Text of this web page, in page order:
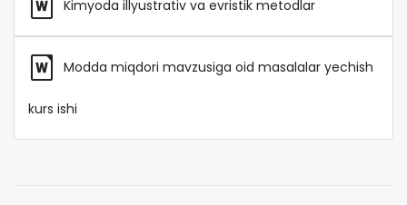
Kimyoda illyustrativ va evristik metodlar
Modda miqdori mavzusiga oid masalalar yechish
kurs ishi